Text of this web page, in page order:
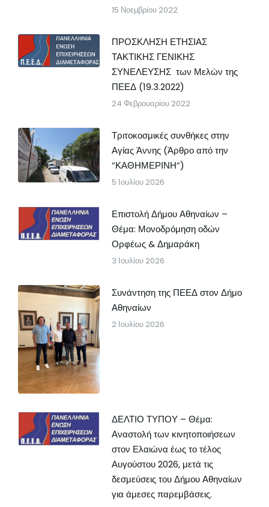
15 Νοεμβρίου 2022
ΠΡΟΣΚΛΗΣΗ ΕΤΗΣΙΑΣ
ΤΑΚΤΙΚΗΣ ΓΕΝΙΚΗΣ
ΣΥΝΕΛΕΥΣΗΣ των Μελών της
ΠΕΕΔ (19.3.2022)
24 Φεβρουαρίου 2022
Τριτοκοσμικές συνθήκες στην
Αγίας Άννης (Άρθρο από την
”ΚΑΘΗΜΕΡΙΝΗ”)
5 Ιουλίου 2026
Επιστολή Δήμου Αθηναίων –
Θέμα: Μονοδρόμηση οδών
Ορφέως & Δημαράκη
3 Ιουλίου 2026
Συνάντηση της ΠΕΕΔ στον Δήμο
Αθηναίων
2 Ιουλίου 2026
ΔΕΛΤΙΟ ΤΥΠΟΥ – Θέμα:
Αναστολή των κινητοποιήσεων
στον Ελαιώνα έως το τέλος
Αυγούστου 2026, μετά τις
δεσμεύσεις του Δήμου Αθηναίων
για άμεσες παρεμβάσεις.